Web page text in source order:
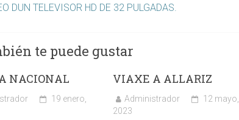
DUN TELEVISOR HD DE 32 PULGADAS.
te puede gustar
NACIONAL
19 enero,
VIAXE A ALLARIZ
Administrador
12 mayo,
2023